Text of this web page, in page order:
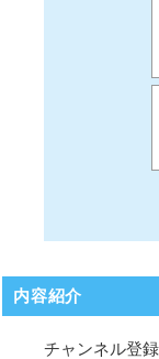
内容紹介
チャンネル登